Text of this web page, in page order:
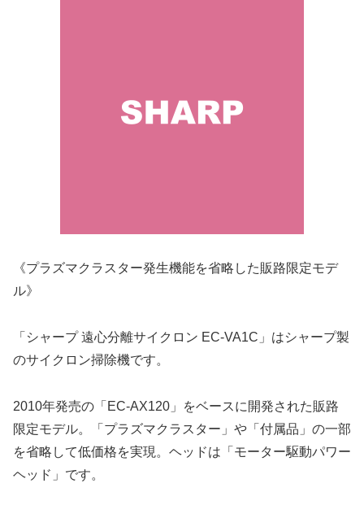
《プラズマクラスター発生機能を省略した販路限定モデ
ル》
「シャープ 遠心分離サイクロン EC-VA1C」はシャープ製
のサイクロン掃除機です。
2010年発売の「EC-AX120」をベースに開発された販路
限定モデル。「プラズマクラスター」や「付属品」の一部
を省略して低価格を実現。ヘッドは「モーター駆動パワー
ヘッド」です。